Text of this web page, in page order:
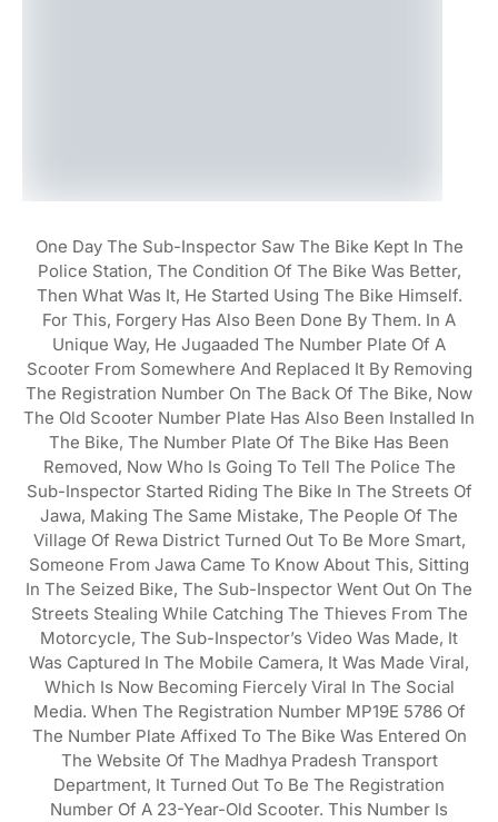
One Day The Sub-Inspector Saw The Bike Kept In The
Police Station, The Condition Of The Bike Was Better,
Then What Was It, He Started Using The Bike Himself.
For This, Forgery Has Also Been Done By Them. In A
Unique Way, He Jugaaded The Number Plate Of A
Scooter From Somewhere And Replaced It By Removing
The Registration Number On The Back Of The Bike, Now
The Old Scooter Number Plate Has Also Been Installed In
The Bike, The Number Plate Of The Bike Has Been
Removed, Now Who Is Going To Tell The Police The
Sub-Inspector Started Riding The Bike In The Streets Of
Jawa, Making The Same Mistake, The People Of The
Village Of Rewa District Turned Out To Be More Smart,
Someone From Jawa Came To Know About This, Sitting
In The Seized Bike, The Sub-Inspector Went Out On The
Streets Stealing While Catching The Thieves From The
Motorcycle, The Sub-Inspector’s Video Was Made, It
Was Captured In The Mobile Camera, It Was Made Viral,
Which Is Now Becoming Fiercely Viral In The Social
Media. When The Registration Number MP19E 5786 Of
The Number Plate Affixed To The Bike Was Entered On
The Website Of The Madhya Pradesh Transport
Department, It Turned Out To Be The Registration
Number Of A 23-Year-Old Scooter. This Number Is